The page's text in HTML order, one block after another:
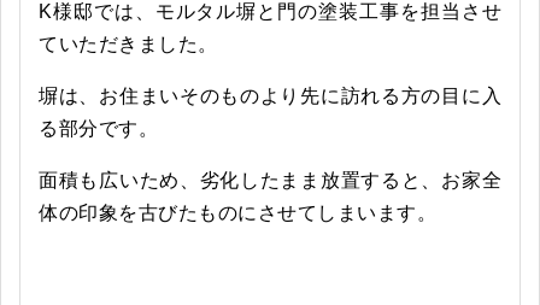
K様邸では、モルタル塀と門の塗装工事を担当させ
ていただきました。
塀は、お住まいそのものより先に訪れる方の目に入
る部分です。
面積も広いため、劣化したまま放置すると、お家全
体の印象を古びたものにさせてしまいます。